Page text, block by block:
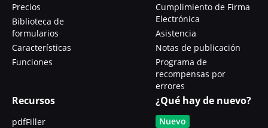
Precios
Biblioteca de
formularios
Características
Funciones
Cumplimiento de Firma
Electrónica
Asistencia
Notas de publicación
Programa de
recompensas por
errores
Recursos
pdfFiller
¿Qué hay de nuevo?
Nuevo